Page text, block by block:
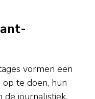
vormen een
te doen, hun